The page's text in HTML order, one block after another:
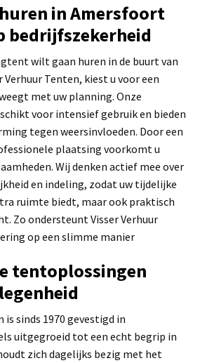
in Amersfoort
bedrijfszekerheid
wilt gaan huren in de buurt van
Tenten, kiest u voor een
met uw planning. Onze
voor intensief gebruik en bieden
tegen weersinvloeden. Door een
plaatsing voorkomt u
Wij denken actief mee over
en indeling, zodat uw tijdelijke
ruimte biedt, maar ook praktisch
Zo ondersteunt Visser Verhuur
op een slimme manier
tentoplossingen
is sinds 1970 gevestigd in
uitgegroeid tot een echt begrip in
zich dagelijks bezig met het